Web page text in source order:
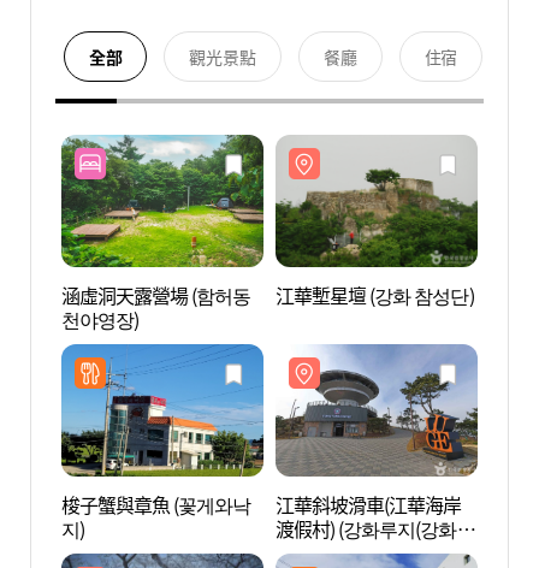
全部 觀光景點 餐廳 住宿
涵虛洞天露營場 (함허동
천야영장)
江華塹星壇 (강화 참성단)
梭子蟹與章魚 (꽃게와낙
지)
江華斜坡滑車(江華海岸
渡假村) (강화루지(강화씨
사이드리조트))